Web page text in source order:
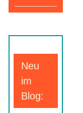
Neu
im
Blog: